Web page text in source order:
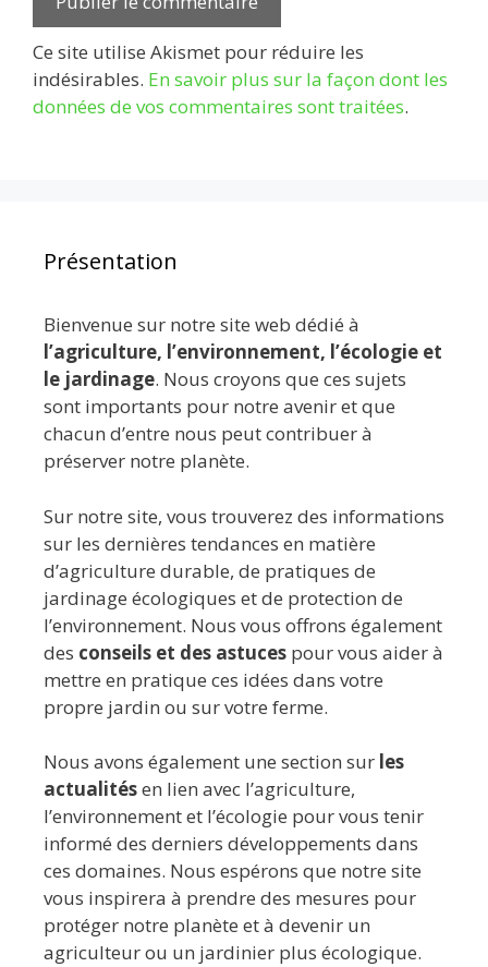
Ce site utilise Akismet pour réduire les
indésirables. En savoir plus sur la façon dont les
données de vos commentaires sont traitées.
Présentation
Bienvenue sur notre site web dédié à
l’agriculture, l’environnement, l’écologie et
le jardinage. Nous croyons que ces sujets
sont importants pour notre avenir et que
chacun d’entre nous peut contribuer à
préserver notre planète.
Sur notre site, vous trouverez des informations
sur les dernières tendances en matière
d’agriculture durable, de pratiques de
jardinage écologiques et de protection de
l’environnement. Nous vous offrons également
des conseils et des astuces pour vous aider à
mettre en pratique ces idées dans votre
propre jardin ou sur votre ferme.
Nous avons également une section sur les
actualitésen lien avec l’agriculture,
l’environnement et l’écologie pour vous tenir
informé des derniers développements dans
ces domaines. Nous espérons que notre site
vous inspirera à prendre des mesures pour
protéger notre planète et à devenir un
agriculteur ou un jardinier plus écologique.